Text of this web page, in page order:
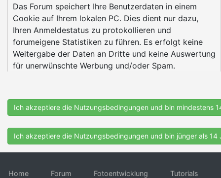
Das Forum speichert Ihre Benutzerdaten in einem
Cookie auf Ihrem lokalen PC. Dies dient nur dazu,
Ihren Anmeldestatus zu protokollieren und
forumeigene Statistiken zu führen. Es erfolgt keine
Weitergabe der Daten an Dritte und keine Auswertung
für unerwünschte Werbung und/oder Spam.
Home Forum Fotoentwicklung
Tutorials